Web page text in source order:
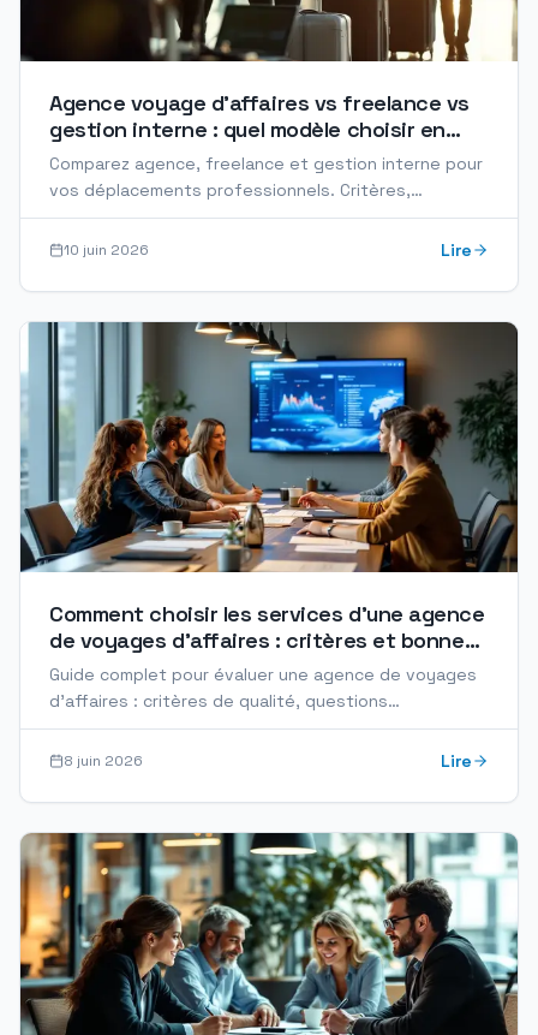
Agence voyage d'affaires vs freelance vs
gestion interne : quel modèle choisir en
2026 ?
Comparez agence, freelance et gestion interne pour
vos déplacements professionnels. Critères,
avantages, inconvénients et cas d'usage en 2026.
10 juin 2026 Lire
Comment choisir les services d'une agence
de voyages d'affaires : critères et bonnes
pratiques
Guide complet pour évaluer une agence de voyages
d'affaires : critères de qualité, questions
essentielles, signaux d'alerte et bonnes pratiques
2026.
8 juin 2026 Lire